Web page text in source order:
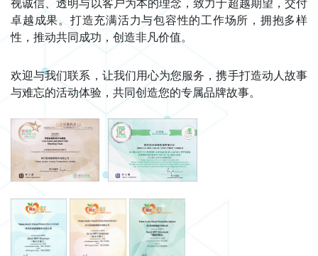
视诚信、透明与以客户为本的理念，致力于超越期望，交付
卓越成果。打造充满活力与包容性的工作场所，拥抱多样
性，推动共同成功，创造非凡价值。
欢迎与我们联系，让我们用心为您服务，携手打造动人故事
与难忘的活动体验，共同创造您的专属品牌故事。